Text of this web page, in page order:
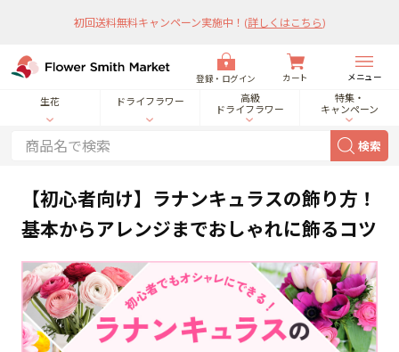
初回送料無料キャンペーン実施中！ (詳しくはこちら)
登録・ログイン カート メニュー
生花 ドライフラワー
高級
ドライフラワー
特集・
キャンペーン
検索
【初心者向け】ラナンキュラスの飾り方！
基本からアレンジまでおしゃれに飾るコツ